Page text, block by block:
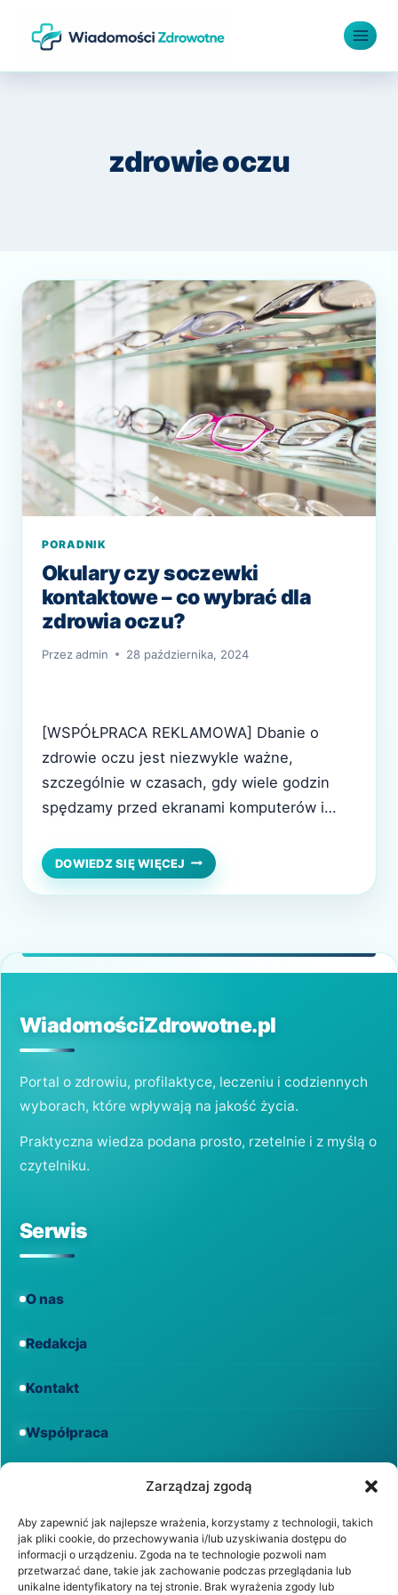
Zarządzaj zgodą
Aby zapewnić jak najlepsze wrażenia, korzystamy z technologii, takich
jak pliki cookie, do przechowywania i/lub uzyskiwania dostępu do
informacji o urządzeniu. Zgoda na te technologie pozwoli nam
przetwarzać dane, takie jak zachowanie podczas przeglądania lub
unikalne identyfikatory na tej stronie. Brak wyrażenia zgody lub
zdrowie oczu
PORADNIK
Okulary czy soczewki
kontaktowe – co wybrać dla
zdrowia oczu?
Przezadmin 28 października, 2024
[WSPÓŁPRACA REKLAMOWA] Dbanie o
zdrowie oczu jest niezwykle ważne,
szczególnie w czasach, gdy wiele godzin
spędzamy przed ekranami komputerów i
podstawowym dylematem pozostaje wybór:
okulary czy soczewki kontaktowe? Oba
stylu życia, wygody i indywidualnych
DOWIEDZ SIĘ WIĘCEJ OKULARY
CZY
SOCZEWKI
OCZU?
WiadomościZdrowotne.pl
Portal o zdrowiu, profilaktyce, leczeniu i codziennych
wyborach, które wpływają na jakość życia.
Praktyczna wiedza podana prosto, rzetelnie i z myślą o
czytelniku.
Serwis
O nas
Redakcja
Kontakt
Współpraca
Regulamin